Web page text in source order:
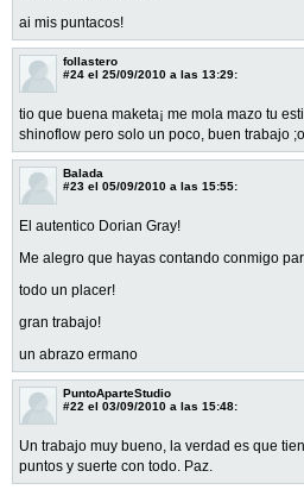
ai mis puntacos!
follastero
#24 el 25/09/2010 a las 13:29:
tio que buena maketa¡ me mola mazo tu
shinoflow pero solo un poco, buen trabajo
Balada
#23 el 05/09/2010 a las 15:55:
El autentico Dorian Gray!
Me alegro que hayas contando conmigo
todo un placer!
gran trabajo!
un abrazo ermano
PuntoAparteStudio
#22 el 03/09/2010 a las 15:48:
Un trabajo muy bueno, la verdad es que
puntos y suerte con todo. Paz.